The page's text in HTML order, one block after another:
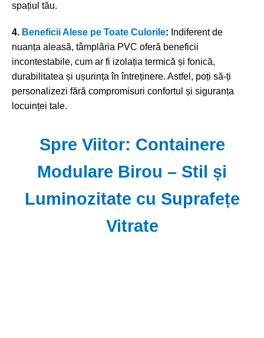
spațiul tău.
4. Beneficii Alese pe Toate Culorile: Indiferent de
nuanța aleasă, tâmplăria PVC oferă beneficii
incontestabile, cum ar fi izolația termică și fonică,
durabilitatea și ușurința în întreținere. Astfel, poți să-ți
personalizezi fără compromisuri confortul și siguranța
locuinței tale.
Spre Viitor: Containere
Modulare Birou – Stil și
Luminozitate cu Suprafețe
Vitrate